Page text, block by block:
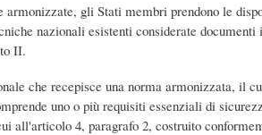
armonizzate, gli Stati membri prendono le
nazionali esistenti considerate
II.
che recepisce una norma armonizzata, il
uno o più requisiti essenziali di
all'articolo 4, paragrafo 2, costruito